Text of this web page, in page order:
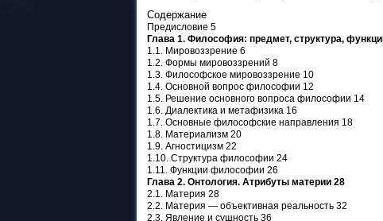
Содержание
Предисловие 5
Глава 1. Философия: предмет, структура,
1.1. Мировоззрение 6
1.2. Формы мировоззрений 8
1.3. Философское мировоззрение 10
1.4. Основной вопрос философии 12
1.5. Решение основного вопроса философии 14
1.6. Диалектика и метафизика 16
1.7. Основные философские направления 18
1.8. Материализм 20
1.9. Агностицизм 22
1.10. Структура философии 24
1.11. Функции философии 26
Глава 2. Онтология. Атрибуты материи 28
2.1. Материя 28
2.2. Материя — объективная реальность 32
2.3. Явление и сущность 36